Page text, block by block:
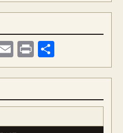
Email
Print
meg